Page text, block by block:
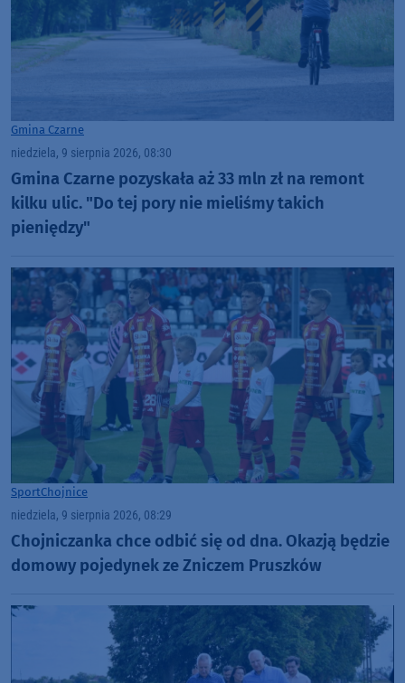
Gmina Czarne
niedziela, 9 sierpnia 2026, 08:30
Gmina Czarne pozyskała aż 33 mln zł na remont
kilku ulic. "Do tej pory nie mieliśmy takich
pieniędzy"
SportChojnice
niedziela, 9 sierpnia 2026, 08:29
Chojniczanka chce odbić się od dna. Okazją będzie
domowy pojedynek ze Zniczem Pruszków